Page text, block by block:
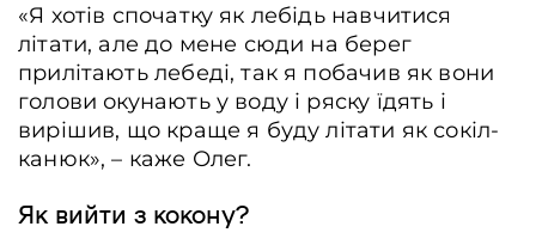
«Я хотів спочатку як лебідь навчитися
літати, але до мене сюди на берег
прилітають лебеді, так я побачив як вони
голови окунають у воду і ряску їдять і
вирішив, що краще я буду літати як сокіл-
канюк», – каже Олег.
Як вийти з кокону?